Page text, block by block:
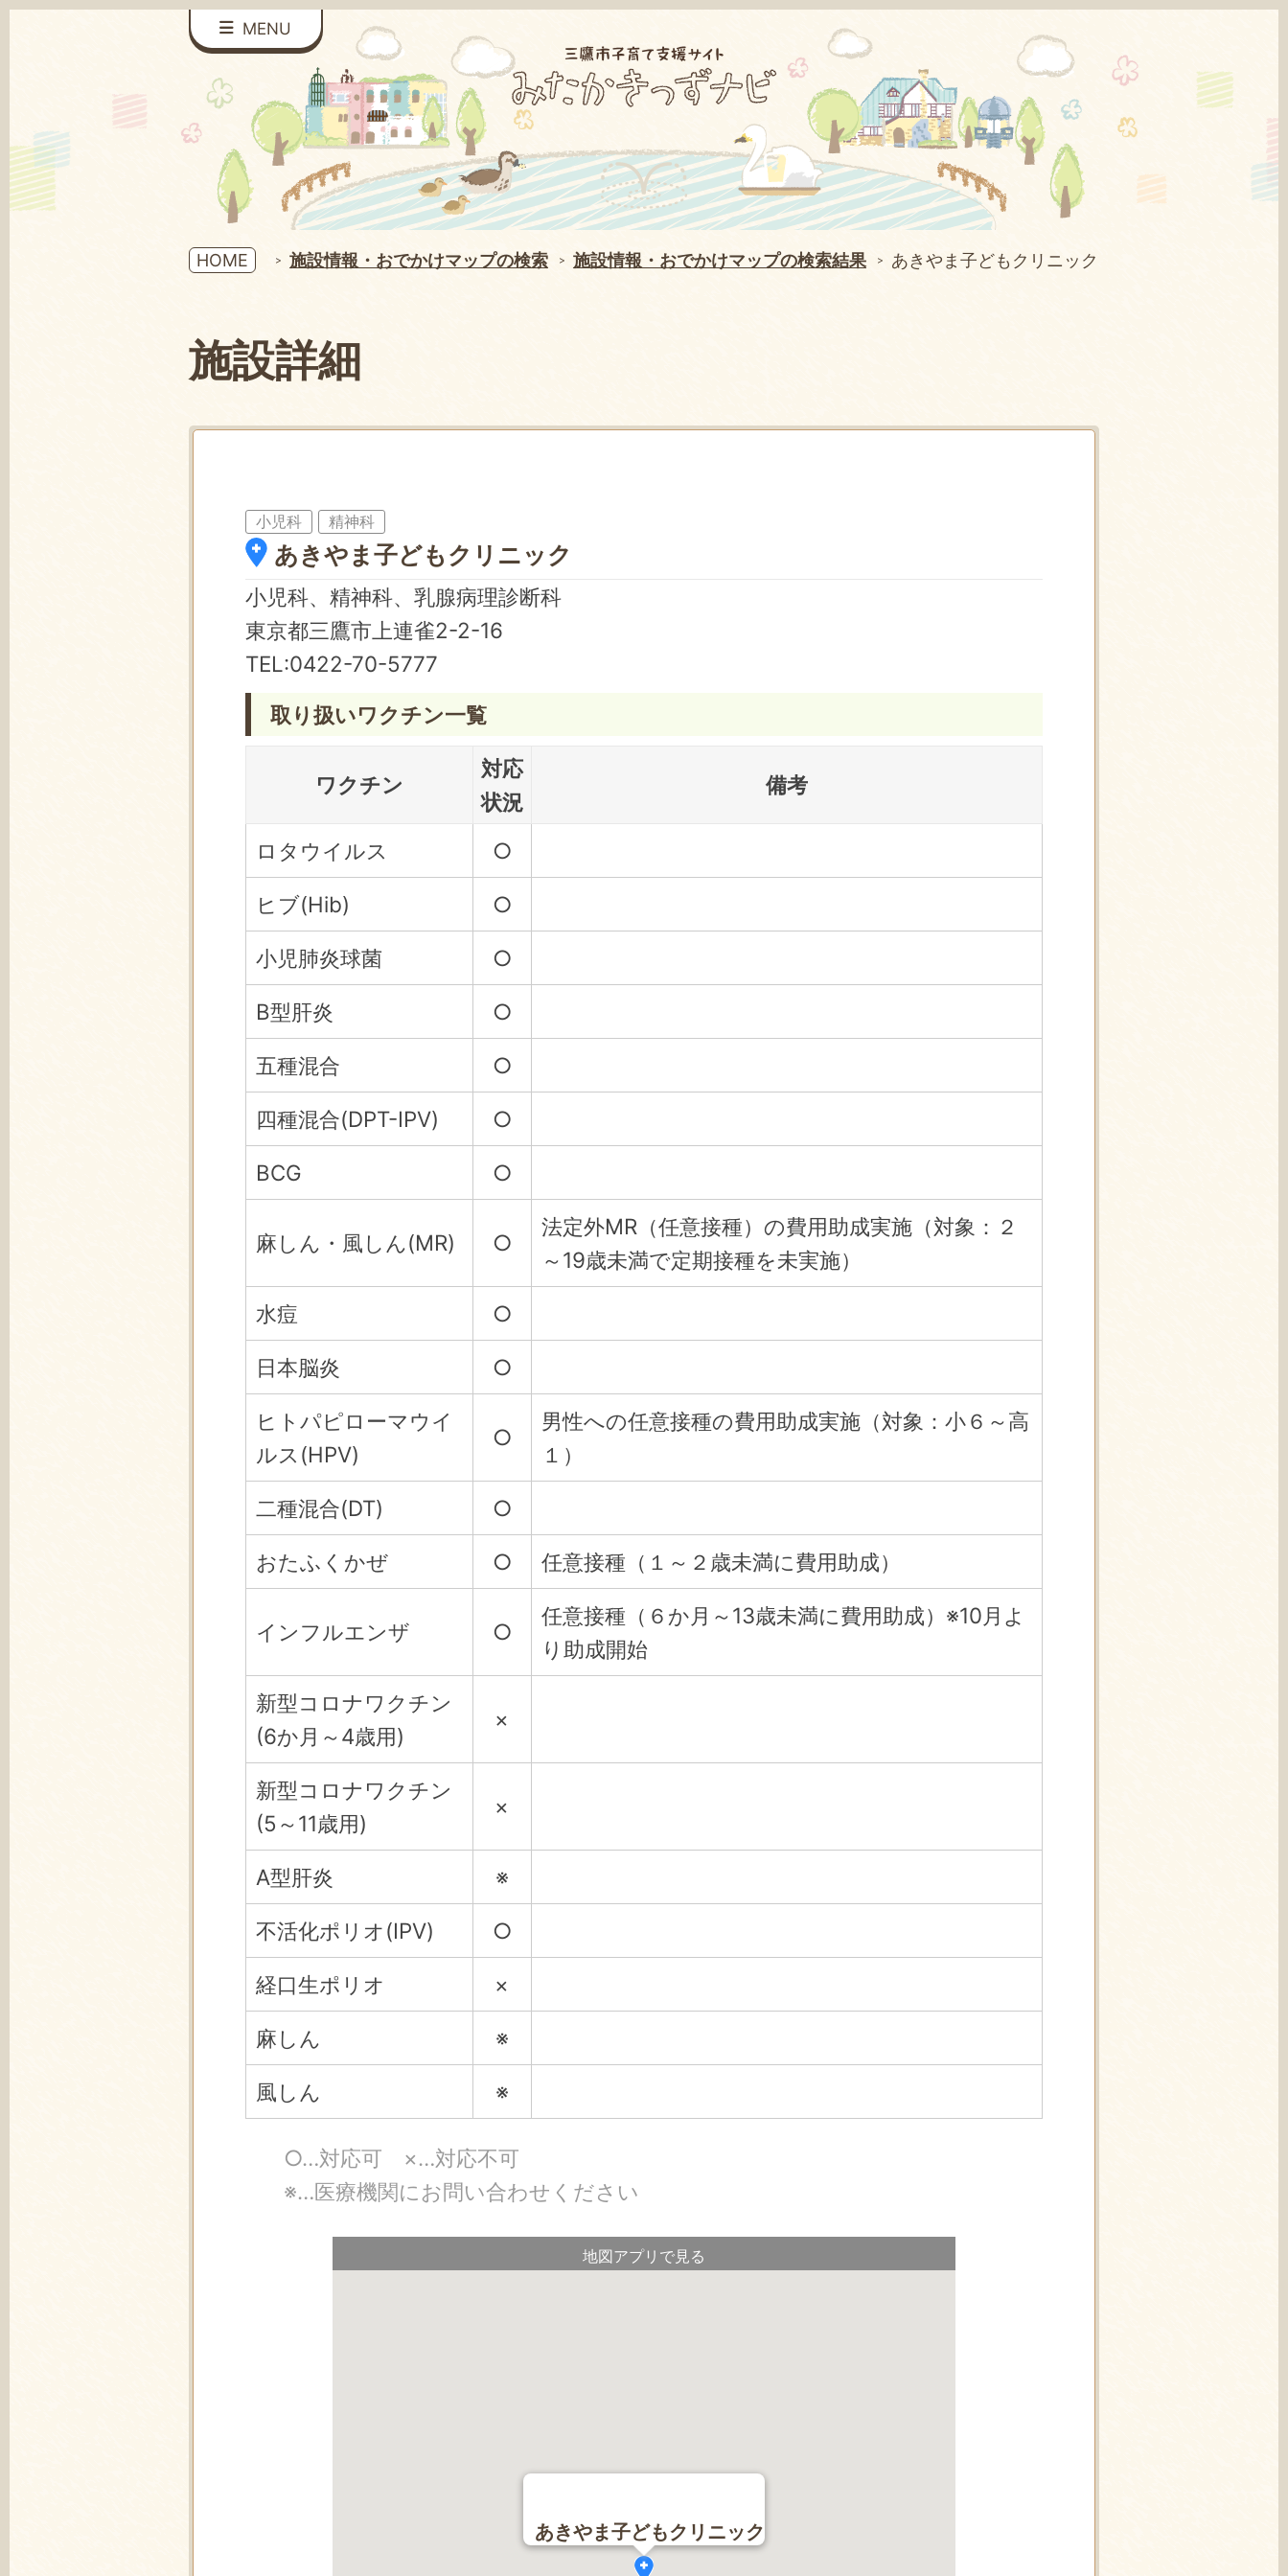
MENU
HOME 施設情報・おでかけマップの検索 施設情報・おでかけマップの検索結果 あきやま子どもクリニック
施設詳細
小児科 精神科
あきやま子どもクリニック
小児科、精神科、乳腺病理診断科
東京都三鷹市上連雀2-2-16
TEL:0422-70-5777
取り扱いワクチン一覧
ワクチン
対応
状況
備考
ロタウイルス ○
ヒブ(Hib) ○
小児肺炎球菌 ○
B型肝炎 ○
五種混合 ○
四種混合(DPT-IPV) ○
BCG ○
麻しん・風しん(MR) ○
法定外MR（任意接種）の費用助成実施（対象：２
～19歳未満で定期接種を未実施）
水痘 ○
日本脳炎 ○
ヒトパピローマウイ
ルス(HPV)
○
男性への任意接種の費用助成実施（対象：小６～高
１）
二種混合(DT) ○
おたふくかぜ ○ 任意接種（１～２歳未満に費用助成）
インフルエンザ ○
任意接種（６か月～13歳未満に費用助成）※10月よ
り助成開始
新型コロナワクチン
(6か月～4歳用)
×
新型コロナワクチン
(5～11歳用)
×
A型肝炎 ※
不活化ポリオ(IPV) ○
経口生ポリオ ×
麻しん ※
風しん ※
○…対応可 ×…対応不可
※…医療機関にお問い合わせください
地図アプリで見る
あきやま子どもクリニック